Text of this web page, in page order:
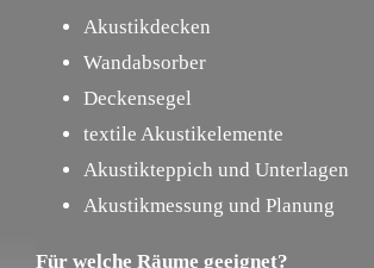
KONTAKT
Akustikdecken
Wandabsorber
Deckensegel
textile Akustikelemente
Akustikteppich und Unterlagen
Akustikmessung und Planung
Für welche Räume geeignet?